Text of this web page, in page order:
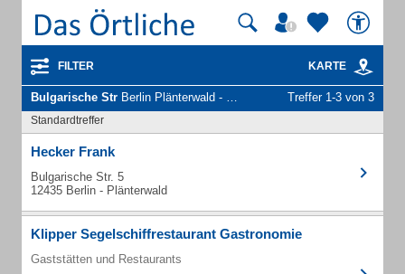
FILTER KARTE
Bulgarische Str Berlin Plänterwald - Unternehmen und Personen Treffer 1-3 von 3
Standardtreffer
Hecker Frank
Bulgarische Str. 5
12435 Berlin - Plänterwald
Klipper Segelschiffrestaurant Gastronomie
Gaststätten und Restaurants